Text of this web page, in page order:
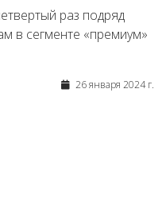
раз подряд
в сегменте «премиум»
26 января 2024 г.